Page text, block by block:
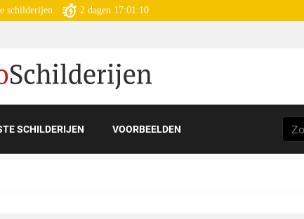
schilderijen 2 dagen 17:01:09
SCHILDERIJEN VOORBEELDEN